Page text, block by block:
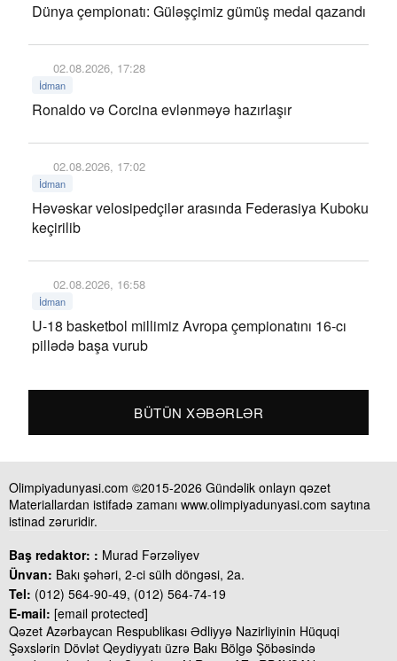
Dünya çempionatı: Güləşçimiz gümüş medal qazandı
02.08.2026, 17:28
İdman
Ronaldo və Corcina evlənməyə hazırlaşır
02.08.2026, 17:02
İdman
Həvəskar velosipedçilər arasında Federasiya Kuboku
keçirilib
02.08.2026, 16:58
İdman
U-18 basketbol millimiz Avropa çempionatını 16-cı
pillədə başa vurub
BÜTÜN XƏBƏRLƏR
Olimpiyadunyasi.com ©2015-2026 Gündəlik onlayn qəzet
Materiallardan istifadə zamanı www.olimpiyadunyasi.com saytına
istinad zəruridir.
Baş redaktor: : Murad Fərzəliyev
Ünvan: Bakı şəhəri, 2-ci sülh döngəsi, 2a.
Tel: (012) 564-90-49, (012) 564-74-19
E-mail: [email protected]
Qəzet Azərbaycan Respublikası Ədliyyə Nazirliyinin Hüquqi
Şəxslərin Dövlət Qeydiyyatı üzrə Bakı Bölgə Şöbəsində